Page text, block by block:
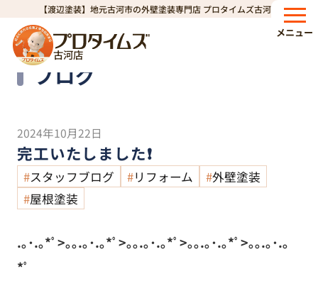
【渡辺塗装】地元古河市の外壁塗装専門店 プロタイムズ古河店
古河店
メニュー
HOME>ブログ>完工いたしました❗
ブログ
Blog
2024年10月22日
完工いたしました❗
スタッフブログ リフォーム
外壁塗装
屋根塗装
.｡･.｡*ﾟ>｡｡.｡･.｡*ﾟ>｡｡.｡･.｡*ﾟ>｡｡.｡･.｡*ﾟ>｡｡.｡･.｡
*ﾟ